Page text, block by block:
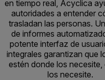
en tiempo real, Acyclica
autoridades a entender
trasladan las personas.
de informes
potente interfaz de
integrales garantizan que
estén donde los necesite,
los necesite.